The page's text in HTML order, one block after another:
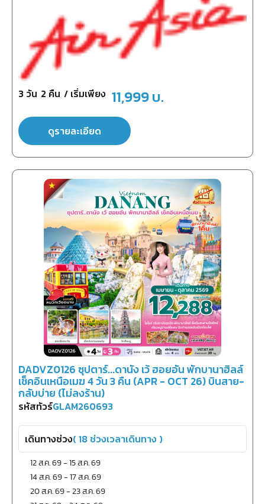
3 วัน 2 คืน / เริ่มเพียง 11,999บ.
ดูรายละเอียด
DADVZ0126 ซุปตาร์...ดานัง เว้ ฮอยอัน พักบานาฮิลล์
เช็คอินเหนือเมฆ 4 วัน 3 คืน (APR - OCT 26) บินสาย-
กลับบ่าย (ไม่ลงร้าน)
รหัสทัวร์GLAM260693
เดินทางช่วง(18ช่วงเวลาเดินทาง )
12 ส.ค. 69-15 ส.ค. 69
14 ส.ค. 69-17 ส.ค. 69
20 ส.ค. 69-23 ส.ค. 69